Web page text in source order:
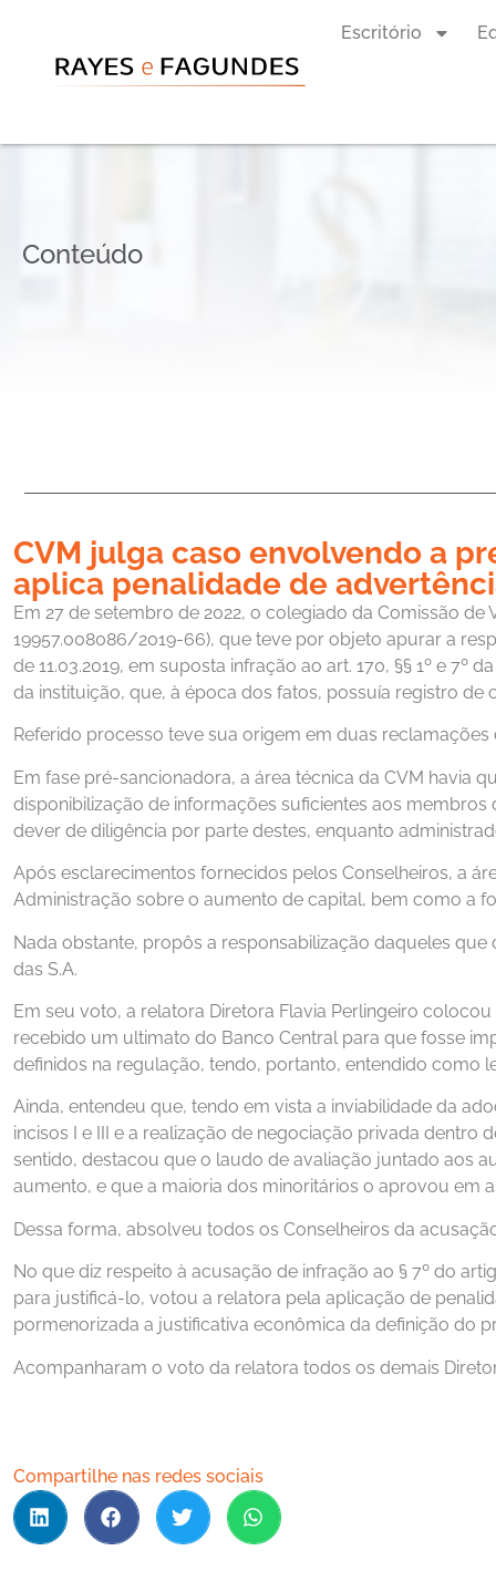
Escritório
Conteúdo
CVM julga caso envolvendo a
aplica penalidade de
Em 27 de setembro de 2022, o colegiado da Comissão de
19957.008086/2019-66), que teve por objeto apurar a
de 11.03.2019, em suposta infração ao art. 170, §§ 1º e 7º
da instituição, que, à época dos fatos, possuía registro de
Referido processo teve sua origem em duas
Em fase pré-sancionadora, a área técnica da CVM havia
disponibilização de informações suficientes aos membros
dever de diligência por parte destes, enquanto
Após esclarecimentos fornecidos pelos Conselheiros, a
Administração sobre o aumento de capital, bem como a
Nada obstante, propôs a responsabilização daqueles
das S.A.
Em seu voto, a relatora Diretora Flavia Perlingeiro
recebido um ultimato do Banco Central para que fosse
definidos na regulação, tendo, portanto, entendido como
Ainda, entendeu que, tendo em vista a inviabilidade da
incisos I e III e a realização de negociação privada
sentido, destacou que o laudo de avaliação juntado aos
aumento, e que a maioria dos minoritários o aprovou em
Dessa forma, absolveu todos os Conselheiros da
No que diz respeito à acusação de infração ao § 7º do
para justificá-lo, votou a relatora pela aplicação de
pormenorizada a justificativa econômica da definição do
Acompanharam o voto da relatora todos os demais
Compartilhe nas redes sociais